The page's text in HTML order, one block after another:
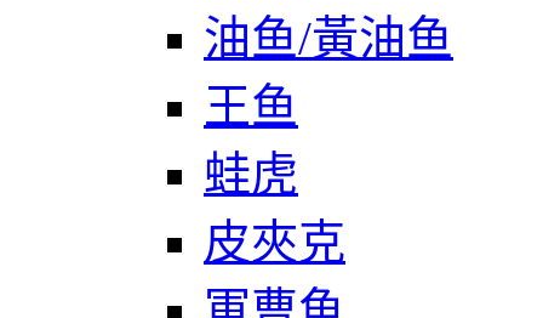
油鱼/黃油鱼
王鱼
蛙虎
皮夾克